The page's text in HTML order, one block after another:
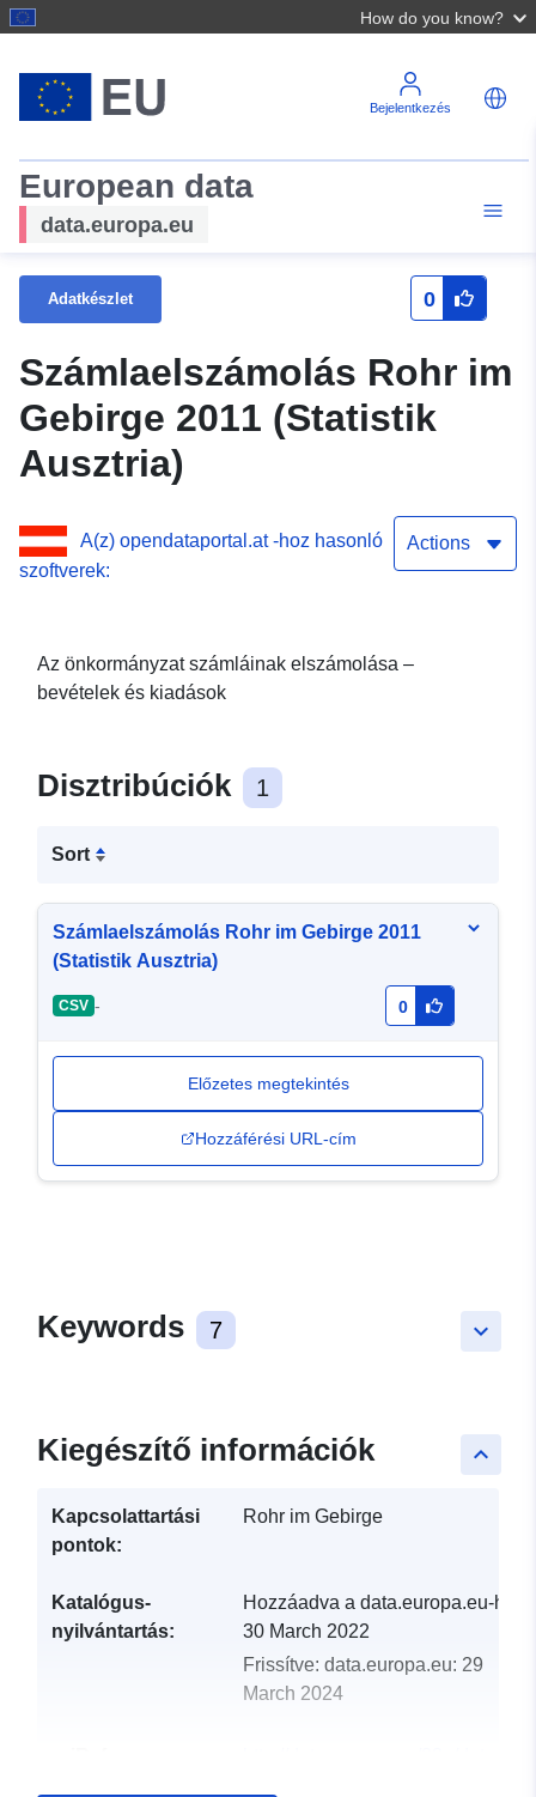
How do you know?
Bejelentkezés
European data
data.europa.eu
Adatkészlet 0
Számlaelszámolás Rohr im
Gebirge 2011 (Statistik
Ausztria)
A(z) opendataportal.at -hoz hasonló
szoftverek:
Actions
Az önkormányzat számláinak elszámolása –
bevételek és kiadások
Disztribúciók 1
Sort
Számlaelszámolás Rohr im Gebirge 2011
(Statistik Ausztria)
CSV - 0
Előzetes megtekintés
Hozzáférési URL-cím
keyboard_arrow_down
Keywords 7
keyboard_arrow_up
Kiegészítő információk
Kapcsolattartási
pontok:
Rohr im Gebirge
Katalógus-
nyilvántartás:
Hozzáadva a data.europa.eu-hoz:
30 March 2022
Frissítve: data.europa.eu: 29
March 2024